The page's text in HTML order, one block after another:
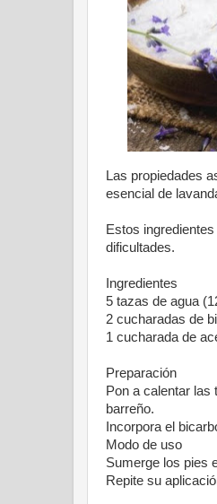
Las propiedades
esencial de
Estos
dificultades.
Ingredientes
5 tazas de agua
2 cucharadas de
1 cucharada de
Preparación
Pon a calentar las
barreño.
Incorpora el
Modo de uso
Sumerge los pies
Repite su